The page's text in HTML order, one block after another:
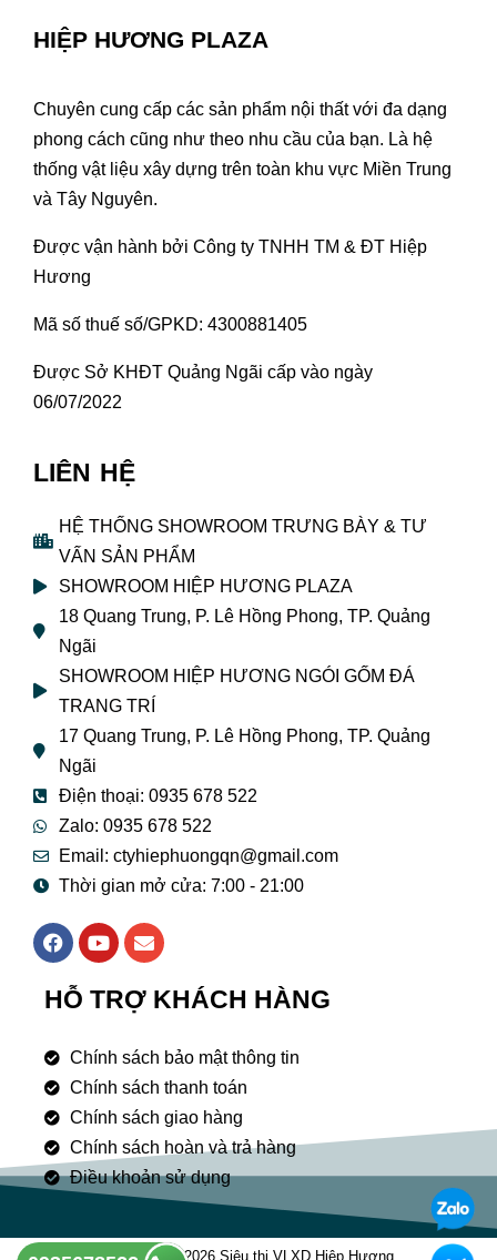
HIỆP HƯƠNG PLAZA
Chuyên cung cấp các sản phẩm nội thất với đa dạng
phong cách cũng như theo nhu cầu của bạn. Là hệ
thống vật liệu xây dựng trên toàn khu vực Miền Trung
và Tây Nguyên.
Được vận hành bởi Công ty TNHH TM & ĐT Hiệp
Hương
Mã số thuế số/GPKD: 4300881405
Được Sở KHĐT Quảng Ngãi cấp vào ngày
06/07/2022
LIÊN HỆ
HỆ THỐNG SHOWROOM TRƯNG BÀY & TƯ
VẤN SẢN PHẨM
SHOWROOM HIỆP HƯƠNG PLAZA
18 Quang Trung, P. Lê Hồng Phong, TP. Quảng
Ngãi
SHOWROOM HIỆP HƯƠNG NGÓI GỐM ĐÁ
TRANG TRÍ
17 Quang Trung, P. Lê Hồng Phong, TP. Quảng
Ngãi
Điện thoại: 0935 678 522
Zalo: 0935 678 522
Email: ctyhiephuongqn@gmail.com
Thời gian mở cửa: 7:00 - 21:00
F
a
e
b
o
k
Y
o
t
u
e
E
n
e
p
HỖ TRỢ KHÁCH HÀNG
Chính sách bảo mật thông tin
Chính sách thanh toán
Chính sách giao hàng
Chính sách hoàn và trả hàng
Điều khoản sử dụng
Copyright © 2026 Siêu thị VLXD Hiệp Hương